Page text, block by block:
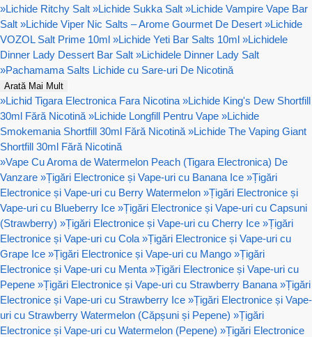
»Lichide Ritchy Salt »Lichide Sukka Salt »Lichide Vampire Vape Bar
Salt »Lichide Viper Nic Salts – Arome Gourmet De Desert »Lichide
VOZOL Salt Prime 10ml »Lichide Yeti Bar Salts 10ml »Lichidele
Dinner Lady Dessert Bar Salt »Lichidele Dinner Lady Salt
»Pachamama Salts Lichide cu Sare-uri De Nicotină
Arată Mai Mult
»Lichid Tigara Electronica Fara Nicotina »Lichide King's Dew Shortfill
30ml Fără Nicotină »Lichide Longfill Pentru Vape »Lichide
Smokemania Shortfill 30ml Fără Nicotină »Lichide The Vaping Giant
Shortfill 30ml Fără Nicotină
»Vape Cu Aroma de Watermelon Peach (Tigara Electronica) De
Vanzare »Țigări Electronice și Vape-uri cu Banana Ice »Țigări
Electronice și Vape-uri cu Berry Watermelon »Țigări Electronice și
Vape-uri cu Blueberry Ice »Țigări Electronice și Vape-uri cu Capsuni
(Strawberry) »Țigări Electronice și Vape-uri cu Cherry Ice »Țigări
Electronice și Vape-uri cu Cola »Țigări Electronice și Vape-uri cu
Grape Ice »Țigări Electronice și Vape-uri cu Mango »Țigări
Electronice și Vape-uri cu Menta »Țigări Electronice și Vape-uri cu
Pepene »Țigări Electronice și Vape-uri cu Strawberry Banana »Țigări
Electronice și Vape-uri cu Strawberry Ice »Țigări Electronice și Vape-
uri cu Strawberry Watermelon (Căpșuni și Pepene) »Țigări
Electronice și Vape-uri cu Watermelon (Pepene) »Țigări Electronice